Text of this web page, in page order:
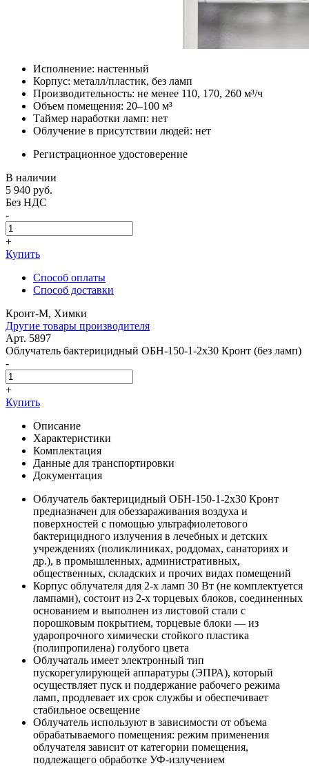
Исполнение: настенный
Корпус: металл/пластик, без ламп
Производительность: не менее 110, 170, 260 м³/ч
Объем помещения: 20–100 м³
Таймер наработки ламп: нет
Облучение в присутствии людей: нет
Регистрационное удостоверение
В наличии
5 940 руб.
Без НДС
-
+
Купить
Способ оплаты
Способ доставки
Кронт-М, Химки
Другие товары производителя
Арт. 5897
Облучатель бактерицидный ОБН-150-1-2x30 Кронт (без ламп)
-
+
Купить
Описание
Характеристики
Комплектация
Данные для транспортировки
Документация
Облучатель бактерицидный ОБН-150-1-2x30 Кронт
предназначен для обеззараживания воздуха и
поверхностей с помощью ультрафиолетового
бактерицидного излучения в лечебных и детских
учреждениях (поликлиниках, роддомах, санаториях и
др.), в промышленных, административных,
общественных, складских и прочих видах помещений
Корпус облучателя для 2-х ламп 30 Вт (не комплектуется
лампами), состоит из 2-х торцевых блоков, соединенных
основанием и выполнен из листовой стали с
порошковым покрытием, торцевые блоки — из
ударопрочного химически стойкого пластика
(полипропилена) голубого цвета
Облучаталь имеет электронный тип
пускорегулирующей аппаратуры (ЭПРА), который
осуществляет пуск и поддержание рабочего режима
ламп, продлевает их срок службы и обеспечивает
стабильное освещение
Облучатель используют в зависимости от объема
обрабатываемого помещения: режим применения
облучателя зависит от категории помещения,
подлежащего обработке УФ-излучением